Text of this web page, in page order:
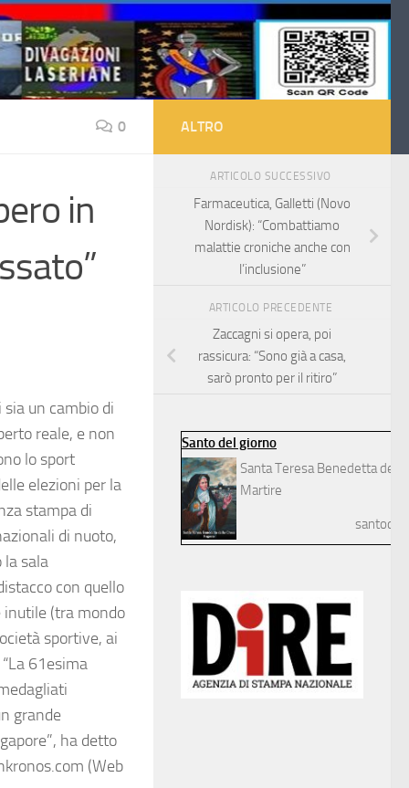
0
in
un cambio di
reale, e non
lo sport
elezioni per la
stampa di
di nuoto,
la sala
con quello
inutile (tra mondo
sportive, ai
61esima
grande
ha detto
(Web
ALTRO
ARTICOLO SUCCESSIVO
Farmaceutica, Galletti (Novo
Nordisk): “Combattiamo
malattie croniche anche con
l’inclusione”
ARTICOLO PRECEDENTE
Zaccagni si opera, poi
rassicura: “Sono già a casa,
sarò pronto per il ritiro”
Santo del giorno
Santa Teresa Benedetta della
Martire